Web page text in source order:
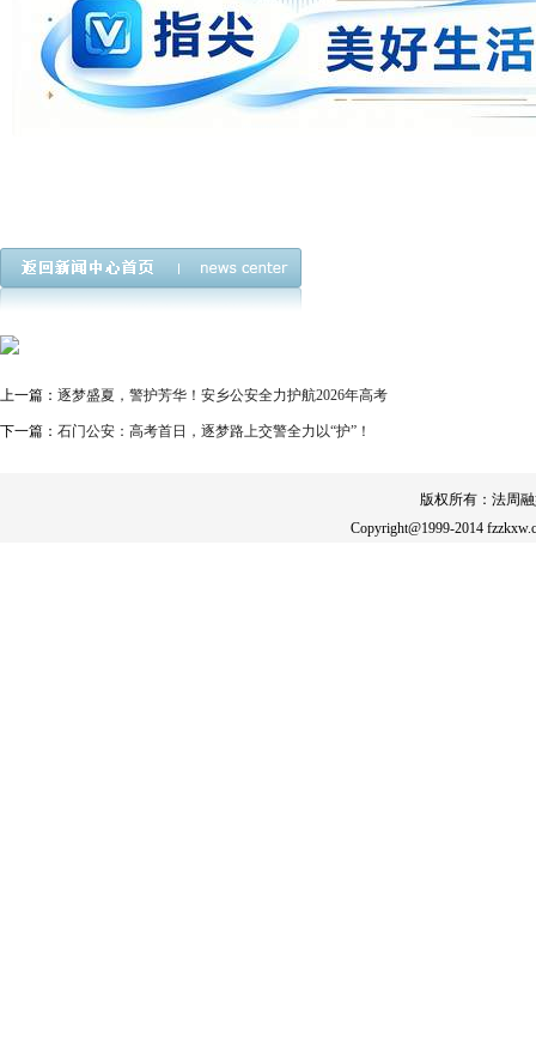
上一篇： 逐梦盛夏，警护芳华！安乡公安全力护航2026年高考
下一篇： 石门公安：高考首日，逐梦路上交警全力以“护”！
版权所有：法周
Copyright@1999-2014